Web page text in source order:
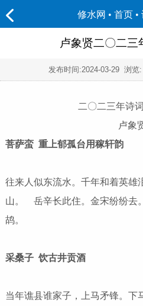
修水网 • 首页 •
卢象贤二〇二三
发布时间:2024-03-29 浏览:
二〇二三年诗
卢象
菩萨蛮 重上郁孤台用稼轩韵
往来人似东流水。千年和着英雄
山。 岳辛长此住。金宋纷纷去
鸪。
采桑子 饮古井贡酒
当年谯县谁家子，上马矛锋。